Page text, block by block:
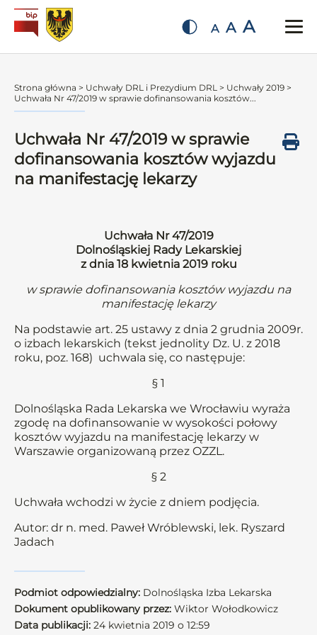
A A A
Strona główna > Uchwały DRL i Prezydium DRL > Uchwały 2019 >
Uchwała Nr 47/2019 w sprawie dofinansowania kosztów...
Uchwała Nr 47/2019 w sprawie
dofinansowania kosztów wyjazdu
na manifestację lekarzy
Uchwała Nr 47/2019
Dolnośląskiej Rady Lekarskiej
z dnia 18 kwietnia 2019 roku
w sprawie dofinansowania kosztów wyjazdu na
manifestację lekarzy
Na podstawie art. 25 ustawy z dnia 2 grudnia 2009r.
o izbach lekarskich (tekst jednolity Dz. U. z 2018
roku, poz. 168) uchwala się, co następuje:
§ 1
Dolnośląska Rada Lekarska we Wrocławiu wyraża
zgodę na dofinansowanie w wysokości połowy
kosztów wyjazdu na manifestację lekarzy w
Warszawie organizowaną przez OZZL.
§ 2
Uchwała wchodzi w życie z dniem podjęcia.
Autor: dr n. med. Paweł Wróblewski, lek. Ryszard
Jadach
Podmiot odpowiedzialny: Dolnośląska Izba Lekarska
Dokument opublikowany przez: Wiktor Wołodkowicz
Data publikacji: 24 kwietnia 2019 o 12:59